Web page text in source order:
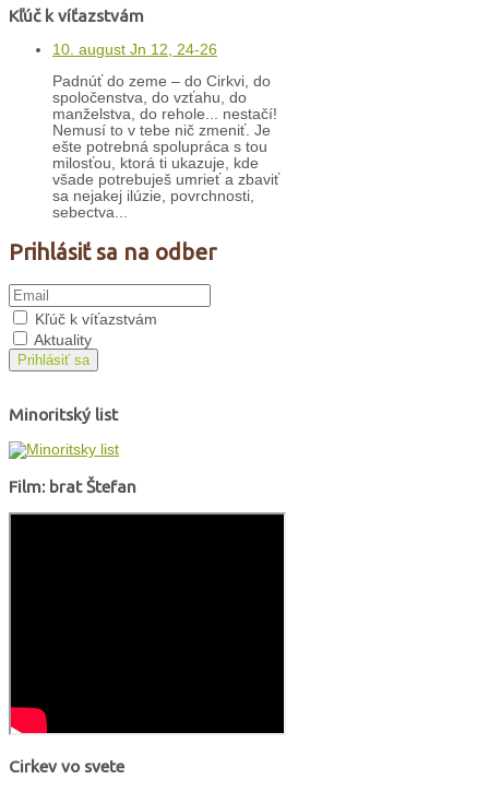
Kľúč k víťazstvám
10. august Jn 12, 24-26
Padnúť do zeme – do Cirkvi, do
spoločenstva, do vzťahu, do
manželstva, do rehole... nestačí!
Nemusí to v tebe nič zmeniť. Je
ešte potrebná spolupráca s tou
milosťou, ktorá ti ukazuje, kde
všade potrebuješ umrieť a zbaviť
sa nejakej ilúzie, povrchnosti,
sebectva...
Prihlásiť sa na odber
Kľúč k víťazstvám
Aktuality
Prihlásiť sa
Minoritský list
Film: brat Štefan
Cirkev vo svete